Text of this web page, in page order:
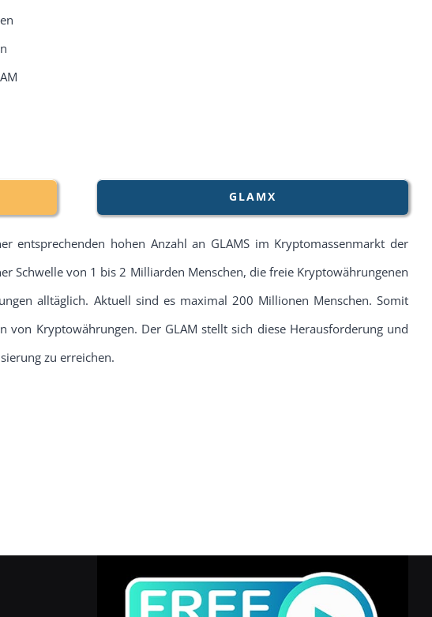
GLAMX
entsprechenden hohen Anzahl an GLAMS im Kryptomassenmarkt der
Schwelle von 1 bis 2 Milliarden Menschen, die freie Kryptowährungenen
alltäglich. Aktuell sind es maximal 200 Millionen Menschen. Somit
von Kryptowährungen. Der GLAM stellt sich diese Herausforderung und
zu erreichen.